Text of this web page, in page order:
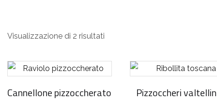
Visualizzazione di 2 risultati
Cannellone pizzoccherato Pizzoccheri